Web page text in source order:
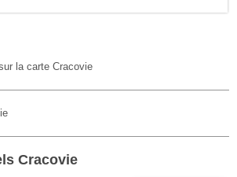
la carte Cracovie
Cracovie